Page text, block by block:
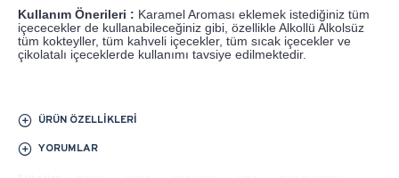
Kullanım Önerileri : Karamel Aroması eklemek istediğiniz tüm
içececekler de kullanabileceğiniz gibi, özellikle Alkollü Alkolsüz
tüm kokteyller, tüm kahveli içecekler, tüm sıcak içecekler ve
çikolatalı içeceklerde kullanımı tavsiye edilmektedir.
ÜRÜN ÖZELLIKLERI
YORUMLAR